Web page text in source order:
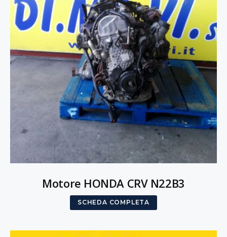
Motore HONDA CRV N22B3
SCHEDA COMPLETA